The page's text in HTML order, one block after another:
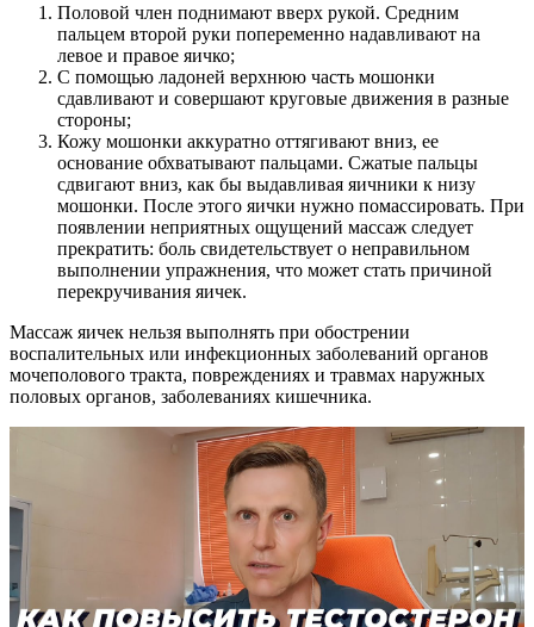
Половой член поднимают вверх рукой. Средним
пальцем второй руки попеременно надавливают на
левое и правое яичко;
С помощью ладоней верхнюю часть мошонки
сдавливают и совершают круговые движения в разные
стороны;
Кожу мошонки аккуратно оттягивают вниз, ее
основание обхватывают пальцами. Сжатые пальцы
сдвигают вниз, как бы выдавливая яичники к низу
мошонки. После этого яички нужно помассировать. При
появлении неприятных ощущений массаж следует
прекратить: боль свидетельствует о неправильном
выполнении упражнения, что может стать причиной
перекручивания яичек.
Массаж яичек нельзя выполнять при обострении
воспалительных или инфекционных заболеваний органов
мочеполового тракта, повреждениях и травмах наружных
половых органов, заболеваниях кишечника.